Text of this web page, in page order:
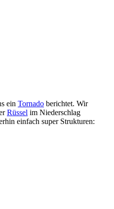
ein Tornado berichtet. Wir
Rüssel im Niederschlag
einfach super Strukturen: